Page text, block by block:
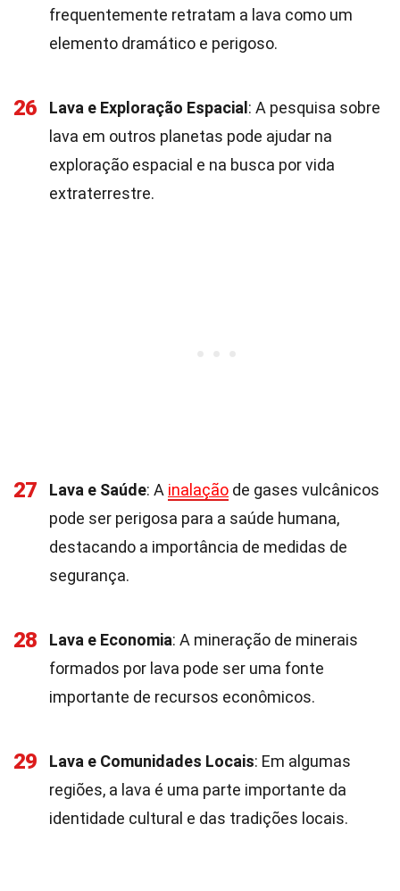
frequentemente retratam a lava como um
elemento dramático e perigoso.
26 Lava e Exploração Espacial : A pesquisa sobre
lava em outros planetas pode ajudar na
exploração espacial e na busca por vida
extraterrestre.
27 Lava e Saúde: A inalação de gases vulcânicos
pode ser perigosa para a saúde humana,
destacando a importância de medidas de
segurança.
28 Lava e Economia: A mineração de minerais
formados por lava pode ser uma fonte
importante de recursos econômicos.
29 Lava e Comunidades Locais: Em algumas
regiões, a lava é uma parte importante da
identidade cultural e das tradições locais.